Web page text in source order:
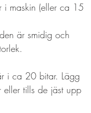
i maskin (eller ca 15
är smidig och
i ca 20 bitar. Lägg
tills de jäst upp